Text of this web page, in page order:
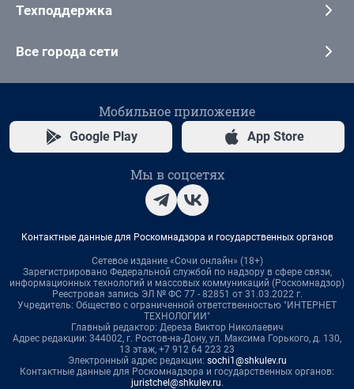
Техподдержка
Все города сети
Мобильное приложение
Google Play App Store
Мы в соцсетях
Контактные данные для Роскомнадзора и государственных органов
Сетевое издание «Сочи онлайн» (18+)
Зарегистрировано Федеральной службой по надзору в сфере связи,
информационных технологий и массовых коммуникаций (Роскомнадзор)
Реестровая запись ЭЛ № ФС 77 - 82851 от 31.03.2022 г.
Учредитель: Общество с ограниченной ответственностью "ИНТЕРНЕТ
ТЕХНОЛОГИИ"
Главный редактор: Дереза Виктор Николаевич
Адрес редакции: 344002, г. Ростов-на-Дону, ул. Максима Горького, д. 130,
13 этаж, +7 912 64 223 23
Электронный адрес редакции: sochi1@shkulev.ru
Контактные данные для Роскомнадзора и государственных органов:
juristchel@shkulev.ru.